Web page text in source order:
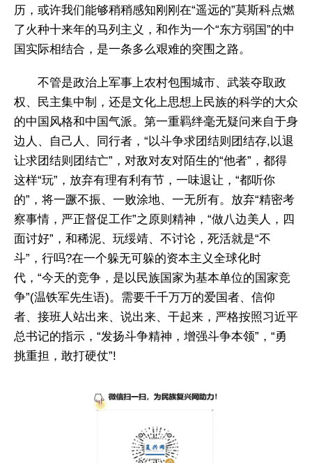
历，或许我们能够稍稍感知刚刚在“遥远的”莫斯科点燃
了火种十来年的马列主义，和作为一个“东方弱国”的中
国实际相结合，是一条多么艰难的突围之路。
不管是政治上军事上农村包围城市、武装夺取政
权、民主集中制，还是文化上思想上民族的科学的大众
的中国风格和中国气派。第一重羁绊毫无疑问来自于身
边人、自己人、同行者，“以斗争求团结则团结存,以退
让求团结则团结亡”，对敌对友对陌生的“他者”，都得
这样“玩”，放弃有理有利有节，一味退让，“都听你
的”，将一蹶不振、一败涂地、一无所有。放弃“精密考
察事情，严正督促工作”之原则精神，“做八边美人，四
面讨好”，和稀泥、玩绥靖、不讨论，死活就是“不
斗”，行吗?在一个躲无可躲的资本主义全球化时
代，“今天的竞争，是以民族国家为基本单位的国家竞
争”(温铁军先生语)。需要千千万万的爱国者、信仰
者、接班人站出来、说出来、干起来，严格按照习近平
总书记的指示，“发扬斗争精神，增强斗争本领”，“勇
挑重担，敢打硬仗”!